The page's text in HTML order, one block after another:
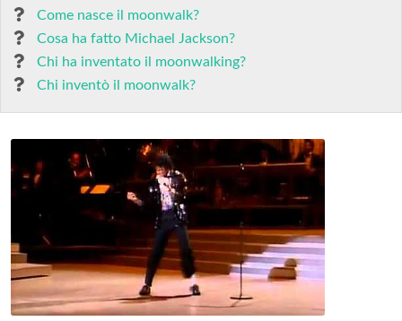
Come nasce il moonwalk?
Cosa ha fatto Michael Jackson?
Chi ha inventato il moonwalking?
Chi inventò il moonwalk?